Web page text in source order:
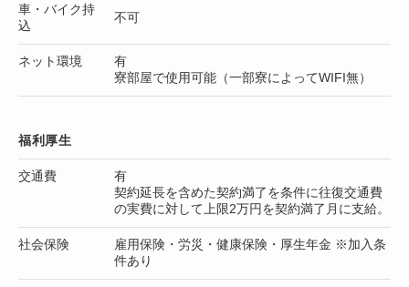
車・バイク持
込
不可
ネット環境
有
寮部屋で使用可能（一部寮によってWIFI無）
福利厚生
交通費
有
契約延長を含めた契約満了を条件に往復交通費
の実費に対して上限2万円を契約満了月に支給。
社会保険
雇用保険・労災・健康保険・厚生年金 ※加入条
件あり